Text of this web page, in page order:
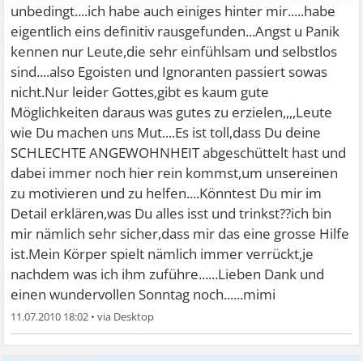
unbedingt....ich habe auch einiges hinter mir.....habe
eigentlich eins definitiv rausgefunden...Angst u Panik
kennen nur Leute,die sehr einfühlsam und selbstlos
sind....also Egoisten und Ignoranten passiert sowas
nicht.Nur leider Gottes,gibt es kaum gute
Möglichkeiten daraus was gutes zu erzielen,,,,Leute
wie Du machen uns Mut....Es ist toll,dass Du deine
SCHLECHTE ANGEWOHNHEIT abgeschüttelt hast und
dabei immer noch hier rein kommst,um unsereinen
zu motivieren und zu helfen....Könntest Du mir im
Detail erklären,was Du alles isst und trinkst??ich bin
mir nämlich sehr sicher,dass mir das eine grosse Hilfe
ist.Mein Körper spielt nämlich immer verrückt,je
nachdem was ich ihm zuführe......Lieben Dank und
einen wundervollen Sonntag noch......mimi
11.07.2010 18:02 •